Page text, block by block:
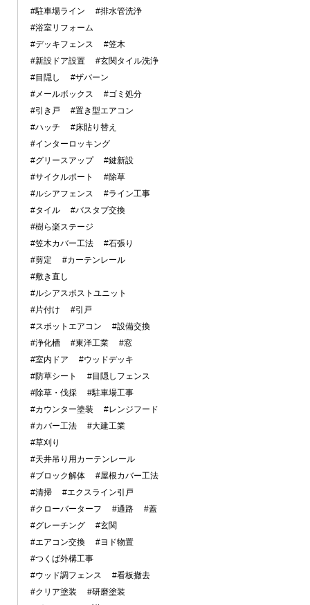
#駐車場ライン
#排水管洗浄
#浴室リフォーム
#デッキフェンス
#笠木
#新設ドア設置
#玄関タイル洗浄
#目隠し
#ザバーン
#メールボックス
#ゴミ処分
#引き戸
#置き型エアコン
#ハッチ
#床貼り替え
#インターロッキング
#グリースアップ
#鍵新設
#サイクルポート
#除草
#ルシアフェンス
#ライン工事
#タイル
#バスタブ交換
#樹ら楽ステージ
#笠木カバー工法
#石張り
#剪定
#カーテンレール
#敷き直し
#ルシアスポストユニット
#片付け
#引戸
#スポットエアコン
#設備交換
#浄化槽
#東洋工業
#窓
#室内ドア
#ウッドデッキ
#防草シート
#目隠しフェンス
#除草・伐採
#駐車場工事
#カウンター塗装
#レンジフード
#カバー工法
#大建工業
#草刈り
#天井吊り用カーテンレール
#ブロック解体
#屋根カバー工法
#清掃
#エクスライン引戸
#クローバーターフ
#通路
#蓋
#グレーチング
#玄関
#エアコン交換
#ヨド物置
#つくば外構工事
#ウッド調フェンス
#看板撤去
#クリア塗装
#研磨塗装